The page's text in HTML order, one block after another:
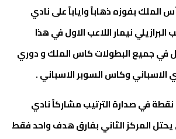
بفوزه ذهاباً واياباً على نادي
نيمار اللاعب الاول في هذا
في جميع البطولات كاس الملك و دوري
الاسباني وكاس السوبر الاسباني .
ويملك البلوغرانا 43 نقطة في صدارة الترتيب مشاركاً نادي
يحتل المركز الثاني بفارق هدف واحد فقط